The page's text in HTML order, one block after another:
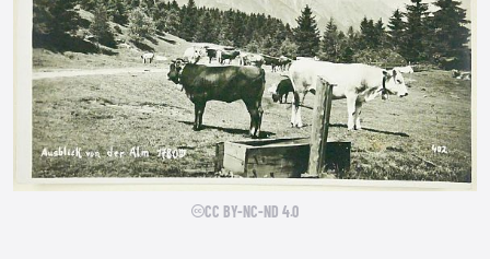
CC BY-NC-ND 4.0